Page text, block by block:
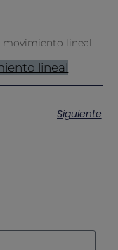
movimiento lineal
lineal
Siguiente